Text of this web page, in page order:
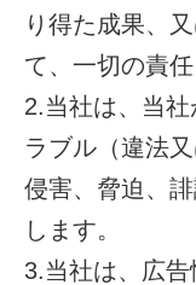
り得た成果、
て、一切の責
2.当社は、当
ラブル（違法
侵害、脅迫、
します。
3.当社は、広